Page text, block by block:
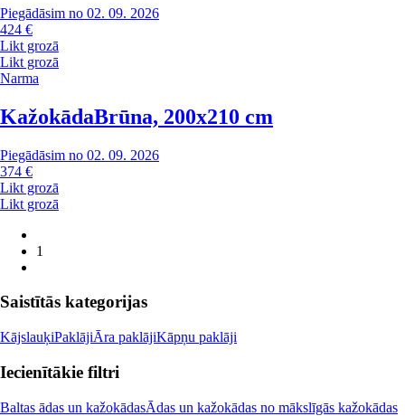
Piegādāsim no 02. 09. 2026
424 €
Likt grozā
Likt grozā
Narma
KažokādaBrūna, 200x210 cm
Piegādāsim no 02. 09. 2026
374 €
Likt grozā
Likt grozā
1
Saistītās kategorijas
KājslauķiPaklājiĀra paklājiKāpņu paklāji
Iecienītākie filtri
Baltas ādas un kažokādasĀdas un kažokādas no mākslīgās kažokādas